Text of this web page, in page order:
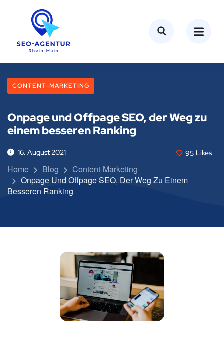
CONTENT-MARKETING
Onpage und Offpage SEO, der Weg zu
einem besseren Ranking
16. August 2021 95 Likes
Home Blog
Content-Marketing
Onpage Und Offpage SEO, Der Weg Zu Einem
Besseren Ranking